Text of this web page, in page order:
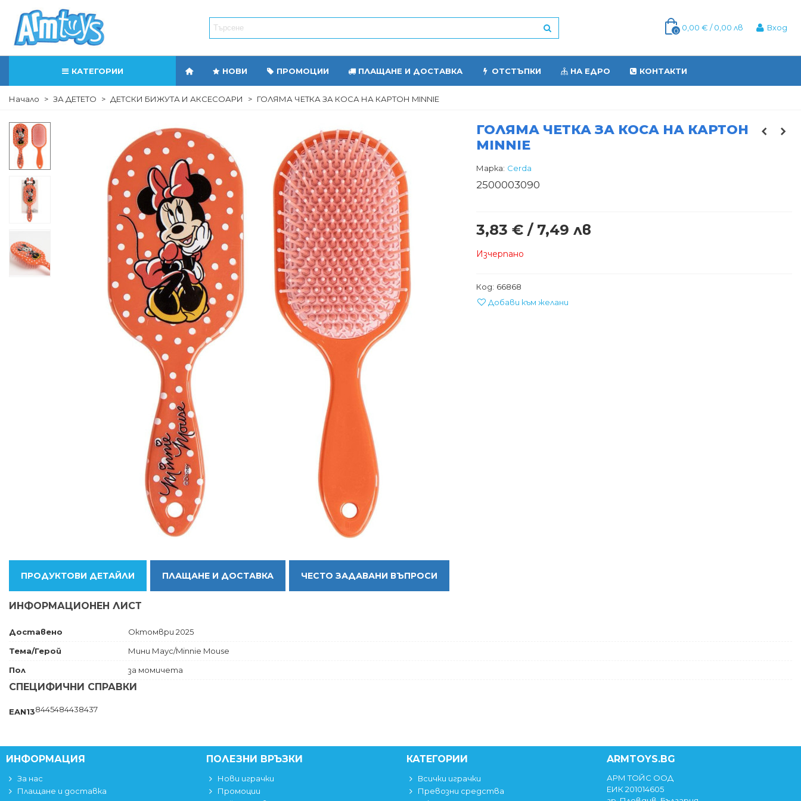
0 0,00 € / 0,00 лв Вход
КАТЕГОРИИ НОВИ ПРОМОЦИИ ПЛАЩАНЕ И ДОСТАВКА ОТСТЪПКИ НА ЕДРО КОНТАКТИ
Начало > ЗА ДЕТЕТО > ДЕТСКИ БИЖУТА И АКСЕСОАРИ > ГОЛЯМА ЧЕТКА ЗА КОСА НА КАРТОН MINNIE
ГОЛЯМА ЧЕТКА ЗА КОСА НА КАРТОН
MINNIE
Марка: Cerda
2500003090
3,83 € / 7,49 лв
Изчерпано
Код: 66868
Добави към желани
ПРОДУКТОВИ ДЕТАЙЛИ ПЛАЩАНЕ И ДОСТАВКА ЧЕСТО ЗАДАВАНИ ВЪПРОСИ
ИНФОРМАЦИОНЕН ЛИСТ
Доставено
Октомври 2025
Тема/Герой
Мини Маус/Minnie Mouse
Пол
за момичета
СПЕЦИФИЧНИ СПРАВКИ
EAN138445484438437
ИНФОРМАЦИЯ
За нас
Плащане и доставка
ПОЛЕЗНИ ВРЪЗКИ
Нови играчки
Промоции
КАТЕГОРИИ
Всички играчки
Превозни средства
ARMTOYS.BG
АРМ ТОЙС ООД
ЕИК 201014605